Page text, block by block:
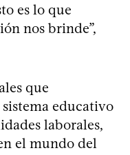
es lo que
nos brinde”,
que
educativo
laborales,
el mundo del